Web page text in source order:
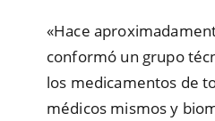
«Hace
conformó un grupo
los medicamentos de
médicos mismos y